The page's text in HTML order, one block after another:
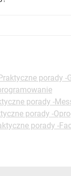
porady -
porady -
porady -
porady -